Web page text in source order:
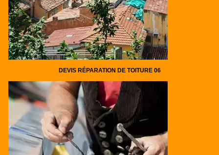
DEVIS RÉPARATION DE TOITURE 06